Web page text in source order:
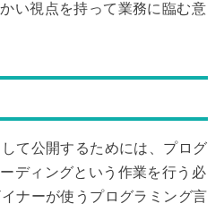
い視点を持って業務に臨む意
て公開するためには、プログ
ディングという作業を行う必
ナーが使うプログラミング言